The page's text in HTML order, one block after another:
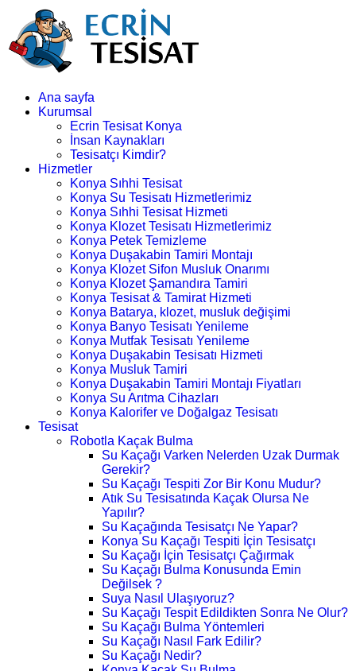
Ana sayfa
Kurumsal
Ecrin Tesisat Konya
İnsan Kaynakları
Tesisatçı Kimdir?
Hizmetler
Konya Sıhhi Tesisat
Konya Su Tesisatı Hizmetlerimiz
Konya Sıhhi Tesisat Hizmeti
Konya Klozet Tesisatı Hizmetlerimiz
Konya Petek Temizleme
Konya Duşakabin Tamiri Montajı
Konya Klozet Sifon Musluk Onarımı
Konya Klozet Şamandıra Tamiri
Konya Tesisat & Tamirat Hizmeti
Konya Batarya, klozet, musluk değişimi
Konya Banyo Tesisatı Yenileme
Konya Mutfak Tesisatı Yenileme
Konya Duşakabin Tesisatı Hizmeti
Konya Musluk Tamiri
Konya Duşakabin Tamiri Montajı Fiyatları
Konya Su Arıtma Cihazları
Konya Kalorifer ve Doğalgaz Tesisatı
Tesisat
Robotla Kaçak Bulma
Su Kaçağı Varken Nelerden Uzak Durmak
Gerekir?
Su Kaçağı Tespiti Zor Bir Konu Mudur?
Atık Su Tesisatında Kaçak Olursa Ne
Yapılır?
Su Kaçağında Tesisatçı Ne Yapar?
Konya Su Kaçağı Tespiti İçin Tesisatçı
Su Kaçağı İçin Tesisatçı Çağırmak
Su Kaçağı Bulma Konusunda Emin
Değilsek ?
Suya Nasıl Ulaşıyoruz?
Su Kaçağı Tespit Edildikten Sonra Ne Olur?
Su Kaçağı Bulma Yöntemleri
Su Kaçağı Nasıl Fark Edilir?
Su Kaçağı Nedir?